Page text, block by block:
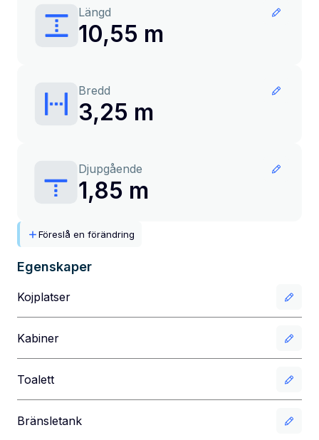
Längd
10,55 m
Bredd
3,25 m
Djupgående
1,85 m
Föreslå en förändring
Egenskaper
Kojplatser
Kabiner
Toalett
Bränsletank